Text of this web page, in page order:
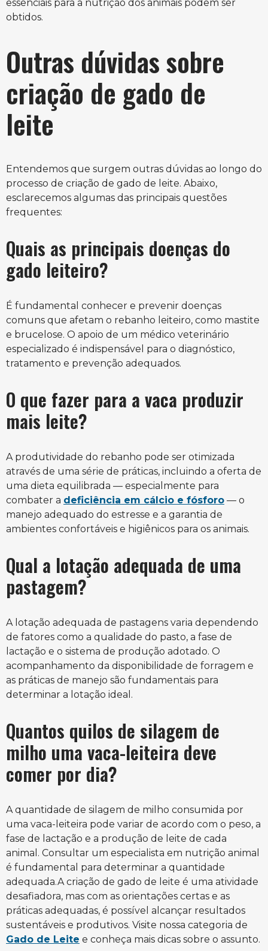
essenciais para a nutrição dos animais podem ser
obtidos.
Outras dúvidas sobre
criação de gado de
leite
Entendemos que surgem outras dúvidas ao longo do
processo de criação de gado de leite. Abaixo,
esclarecemos algumas das principais questões
frequentes:
Quais as principais doenças do
gado leiteiro?
É fundamental conhecer e prevenir doenças
comuns que afetam o rebanho leiteiro, como mastite
e brucelose. O apoio de um médico veterinário
especializado é indispensável para o diagnóstico,
tratamento e prevenção adequados.
O que fazer para a vaca produzir
mais leite?
A produtividade do rebanho pode ser otimizada
através de uma série de práticas, incluindo a oferta de
uma dieta equilibrada — especialmente para
combater a deficiência em cálcio e fósforo — o
manejo adequado do estresse e a garantia de
ambientes confortáveis e higiênicos para os animais.
Qual a lotação adequada de uma
pastagem?
A lotação adequada de pastagens varia dependendo
de fatores como a qualidade do pasto, a fase de
lactação e o sistema de produção adotado. O
acompanhamento da disponibilidade de forragem e
as práticas de manejo são fundamentais para
determinar a lotação ideal.
Quantos quilos de silagem de
milho uma vaca-leiteira deve
comer por dia?
A quantidade de silagem de milho consumida por
uma vaca-leiteira pode variar de acordo com o peso, a
fase de lactação e a produção de leite de cada
animal. Consultar um especialista em nutrição animal
é fundamental para determinar a quantidade
adequada.A criação de gado de leite é uma atividade
desafiadora, mas com as orientações certas e as
práticas adequadas, é possível alcançar resultados
sustentáveis e produtivos. Visite nossa categoria de
Gado de Leite e conheça mais dicas sobre o assunto.